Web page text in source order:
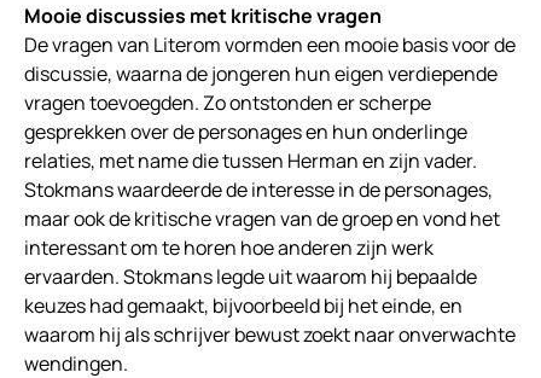
Mooie discussies met kritische vragen
De vragen van Literom vormden een mooie basis voor de
discussie, waarna de jongeren hun eigen verdiepende
vragen toevoegden. Zo ontstonden er scherpe
gesprekken over de personages en hun onderlinge
relaties, met name die tussen Herman en zijn vader.
Stokmans waardeerde de interesse in de personages,
maar ook de kritische vragen van de groep en vond het
interessant om te horen hoe anderen zijn werk
ervaarden. Stokmans legde uit waarom hij bepaalde
keuzes had gemaakt, bijvoorbeeld bij het einde, en
waarom hij als schrijver bewust zoekt naar onverwachte
wendingen.